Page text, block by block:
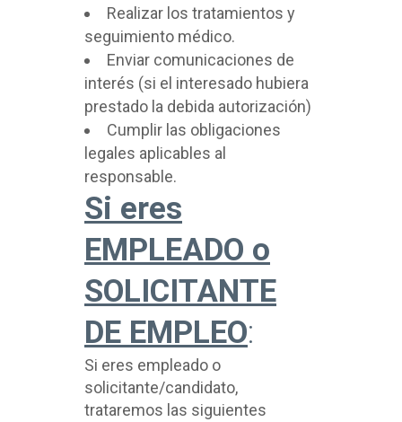
Realizar los tratamientos y
seguimiento médico.
Enviar comunicaciones de
interés (si el interesado hubiera
prestado la debida autorización)
Cumplir las obligaciones
legales aplicables al
responsable.
Si eres
EMPLEADO o
SOLICITANTE
DE EMPLEO:
Si eres empleado o
solicitante/candidato,
trataremos las siguientes